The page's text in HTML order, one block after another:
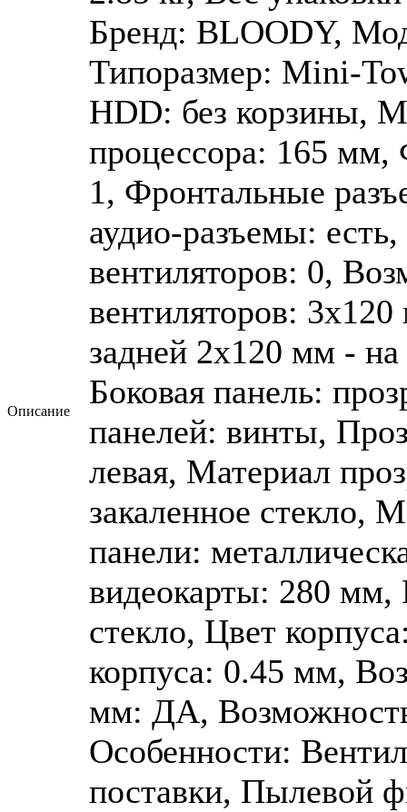
Описание
Бренд: BLOODY,
Типоразмер: Mini-
HDD: без корзины,
процессора: 165
1, Фронтальные
аудио-разъемы:
вентиляторов: 0,
вентиляторов:
задней 2x120 мм -
Боковая панель:
панелей: винты,
левая, Материал
закаленное стекло,
панели:
видеокарты: 280 мм,
стекло, Цвет
корпуса: 0.45 мм,
мм: ДА,
Особенности:
поставки, Пылевой